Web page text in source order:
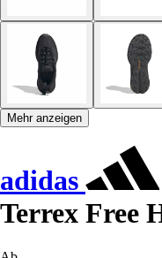
Mehr anzeigen
adidas
Terrex Free